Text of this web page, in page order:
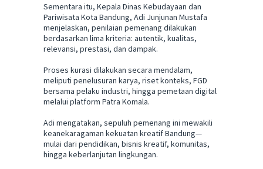
Sementara itu, Kepala Dinas Kebudayaan dan
Pariwisata Kota Bandung, Adi Junjunan Mustafa
menjelaskan, penilaian pemenang dilakukan
berdasarkan lima kriteria: autentik, kualitas,
relevansi, prestasi, dan dampak.
Proses kurasi dilakukan secara mendalam,
meliputi penelusuran karya, riset konteks, FGD
bersama pelaku industri, hingga pemetaan digital
melalui platform Patra Komala.
Adi mengatakan, sepuluh pemenang ini mewakili
keanekaragaman kekuatan kreatif Bandung—
mulai dari pendidikan, bisnis kreatif, komunitas,
hingga keberlanjutan lingkungan.